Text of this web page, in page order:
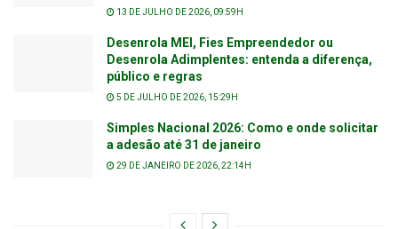
13 DE JULHO DE 2026, 09:59H
Desenrola MEI, Fies Empreendedor ou
Desenrola Adimplentes: entenda a diferença,
público e regras
5 DE JULHO DE 2026, 15:29H
Simples Nacional 2026: Como e onde solicitar
a adesão até 31 de janeiro
29 DE JANEIRO DE 2026, 22:14H